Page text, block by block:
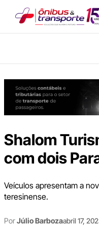
Shalom
com dois
Veículos apresentam a
teresinense.
PorJúlio Barbozaabril 17,